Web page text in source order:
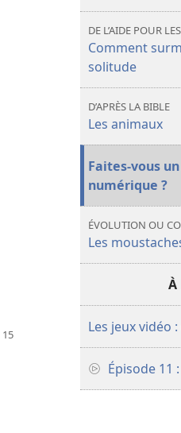
DE L’AIDE POUR
Comment
solitude
D’APRÈS LA BIBLE
Les animaux
Faites-vous
numérique ?
ÉVOLUTION OU
Les
À
Les jeux vidéo
Épisode 11